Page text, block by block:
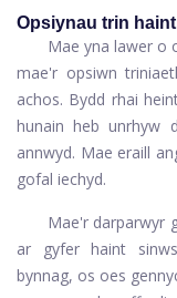
Opsiynau trin
Mae yna lawer o
mae'r opsiwn
achos. Bydd rhai
hunain heb unrhyw
annwyd. Mae eraill
gofal iechyd.
Mae'r darparwyr
ar gyfer haint
bynnag, os oes